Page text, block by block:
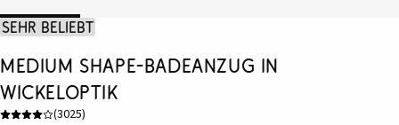
Sehr beliebt
Medium Shape-Badeanzug in
Wickeloptik
(3025)